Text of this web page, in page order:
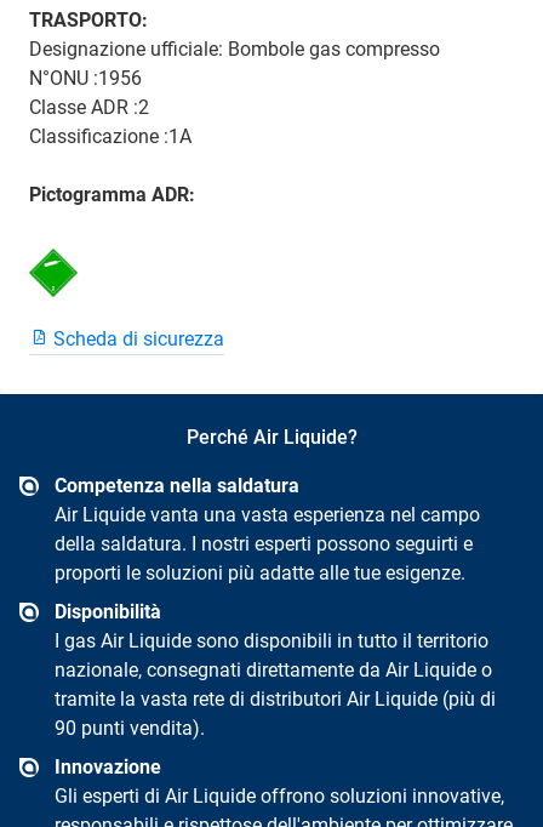
TRASPORTO:
Designazione ufficiale: Bombole gas compresso
N°ONU :1956
Classe ADR :2
Classificazione :1A
Pictogramma ADR:
Scheda di sicurezza
Perché Air Liquide?
Competenza nella saldatura
Air Liquide vanta una vasta esperienza nel campo
della saldatura. I nostri esperti possono seguirti e
proporti le soluzioni più adatte alle tue esigenze.
Disponibilità
I gas Air Liquide sono disponibili in tutto il territorio
nazionale, consegnati direttamente da Air Liquide o
tramite la vasta rete di distributori Air Liquide (più di
90 punti vendita).
Innovazione
Gli esperti di Air Liquide offrono soluzioni innovative,